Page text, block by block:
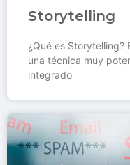
Storytelling
¿Qué es Storytelling?
una técnica muy
integrado